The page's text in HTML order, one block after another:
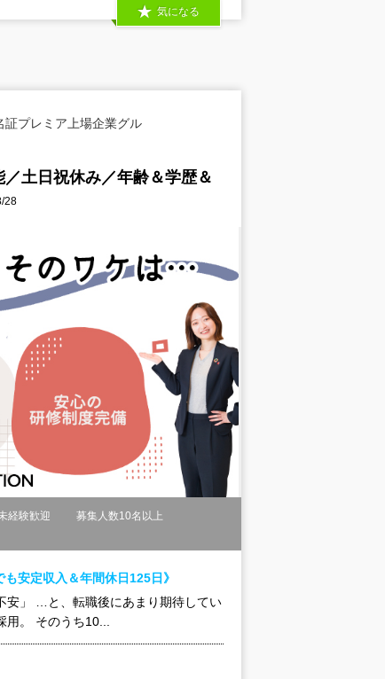
気になる
プレミア上場企業グル
土日祝休み／年齢＆学歴＆
28
経験歓迎
募集人数10名以上
安定収入＆年間休日125日》
安」 …と、転職後にあまり期待してい
用。 そのうち10...